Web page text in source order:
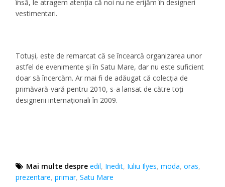
însă, le atragem atenţia că noi nu ne erijăm în designeri
vestimentari.
Totuşi, este de remarcat că se încearcă organizarea unor
astfel de evenimente şi în Satu Mare, dar nu este suficient
doar să încercăm. Ar mai fi de adăugat că colecţia de
primăvară-vară pentru 2010, s-a lansat de către toţi
designerii internaţionali în 2009.
Mai multe despre edil, Inedit, Iuliu Ilyes,moda,oras,
prezentare,primar,Satu Mare